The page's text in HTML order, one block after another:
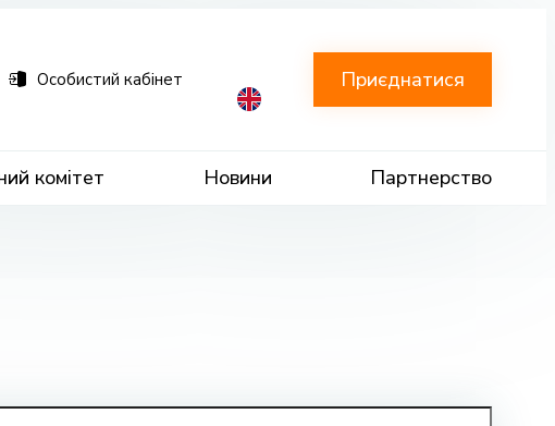
комітет Новини Партнерство
Особистий кабінет Приєднатися